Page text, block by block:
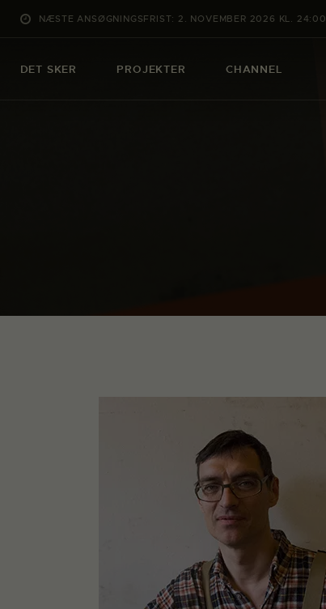
NÆSTE ANSØGNINGSFRIST: 2. NOVEMBER 2026 KL. 24:00
DET SKER PROJEKTER CHANNEL